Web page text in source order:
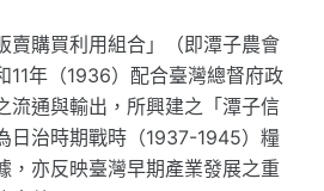
賣購買利用組合」（即潭子農會
11年（1936）配合臺灣總督府政
流通與輸出，所興建之「潭子信
日治時期戰時（1937-1945）糧
，亦反映臺灣早期產業發展之重